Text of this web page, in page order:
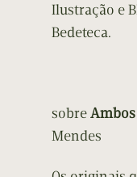
Ilustração e
Bedeteca.
sobre
Mendes